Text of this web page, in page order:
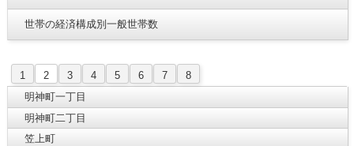
世帯の経済構成別一般世帯数
1 2 3 4 5 6 7
8
明神町一丁目
明神町二丁目
笠上町